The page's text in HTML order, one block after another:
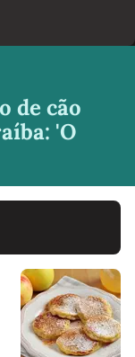
de cão
'O